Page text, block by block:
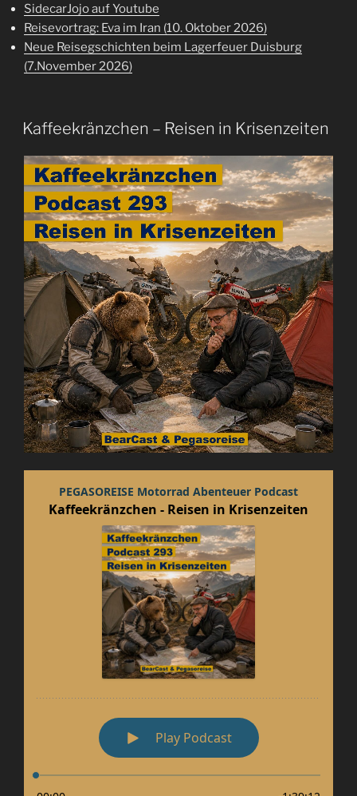
SidecarJojo auf Youtube
Reisevortrag: Eva im Iran (10. Oktober 2026)
Neue Reisegschichten beim Lagerfeuer Duisburg
(7.November 2026)
Kaffeekränzchen – Reisen in Krisenzeiten